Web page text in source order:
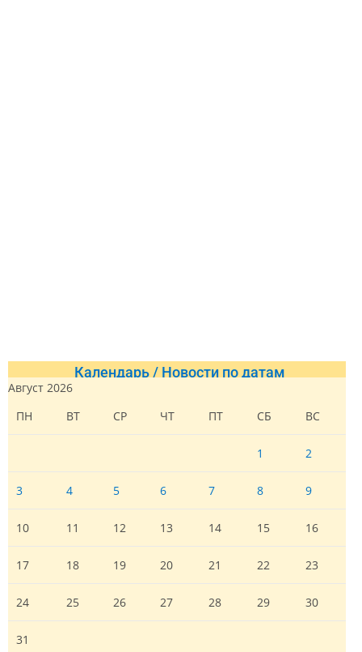
Календарь / Новости по датам
Август 2026
ПН
ВТ СР ЧТ ПТ СБ ВС
1 2
3 4 5 6 7 8 9
10 11 12 13 14 15 16
17 18 19 20 21 22 23
24 25 26 27 28 29 30
31